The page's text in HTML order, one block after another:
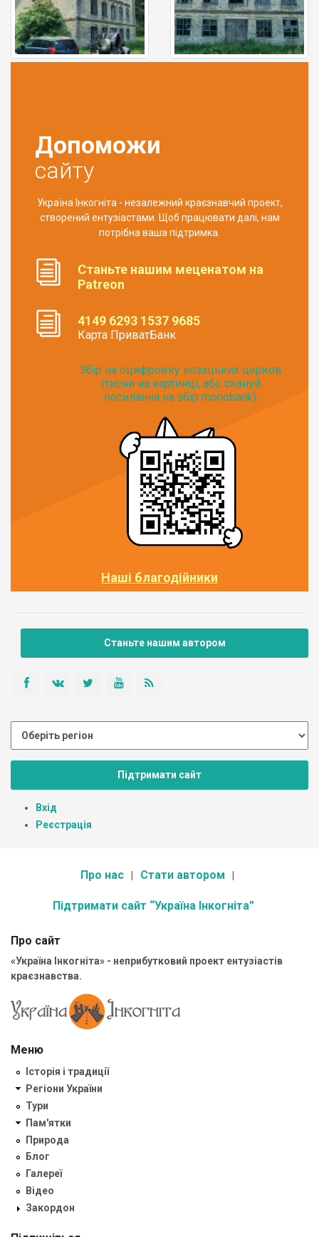
Допоможи
сайту
Україна Інкогніта - незалежний краєзнавчий проект,
створений ентузіастами. Щоб працювати далі, нам
потрібна ваша підтримка.
Станьте нашим меценатом на
Patreon
4149 6293 1537 9685
Карта ПриватБанк
Збір на оцифровку козацьких церков
(тисни на картинці, або скануй
посилання на збір monobank):
Наші благодійники
Станьте нашим автором
Підтримати сайт
Вхід
Реєстрація
Про нас Стати автором
Підтримати сайт “Україна Інкогніта”
Про сайт
«Україна Інкогніта» - неприбутковий проект ентузіастів
краєзнавства.
Меню
Історія і традиції
Регіони України
Тури
Пам'ятки
Природа
Блог
Галереї
Відео
Закордон